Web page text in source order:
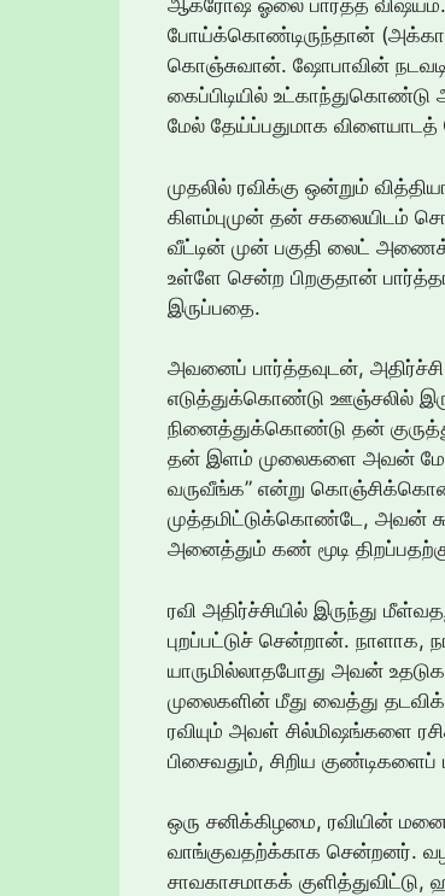
ஆக்ரோஷ ஓலை பார்த்த விஷயம்.
போய்க்கொண்டிருந்தான்
கொஞ்சுவான். ஷோபாவின்
கைப்பிடியில்
மேல் தேய்ப்பதுமாக
முதலில் ரவிக்கு ஒன்றும்
கிளம்புமுன் தன் சகலையிடம்
வீட்டின் முன் பகுதி லைட்
உள்ளே சென்ற பிறகுதான்
இருப்பதை.
அவனைப் பார்த்தவுடன்,
எடுத்துக்கொண்டு ஊஞ்சலில்
நினைத்துக்கொண்டு தன்
தன் இளம் முலைகளை அவன் மேல்
வருவீங்க” என்று
முத்தமிட்டுக்கொண்டே, அவன்
அனைத்தும் கண் மூடி
ரவி அதிர்ச்சியில் இருந்து
புறப்பட்டுச் சென்றான். நாளாக,
யாருமில்லாதபோது அவன்
முலைகளின் மீது வைத்து
ரவியும் அவள் சில்மிஷங்களை
பிசைவதும், சிறிய
ஒரு சனிக்கிழமை, ரவியின்
வாங்குவதற்க்காக சென்றனர்.
சாவகாசமாகக்